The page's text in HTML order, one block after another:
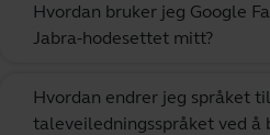
Hvordan bruker jeg Google
Jabra-hodesettet mitt?
Hvordan endrer jeg språket til
taleveiledningsspråket ved å